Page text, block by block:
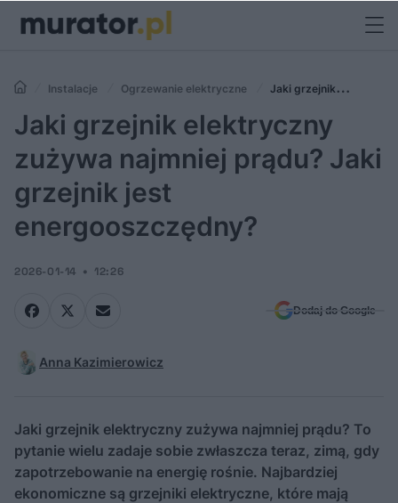
Instalacje Ogrzewanie elektryczne
Jaki grzejnik
elektryczny zużywa najmniej prądu? Jaki grzejnik jest
energooszczędny?
Jaki grzejnik elektryczny
zużywa najmniej prądu? Jaki
grzejnik jest
energooszczędny?
2026-01-14 12:26
Dodaj do Google
Anna Kazimierowicz
Jaki grzejnik elektryczny zużywa najmniej prądu? To
pytanie wielu zadaje sobie zwłaszcza teraz, zimą, gdy
zapotrzebowanie na energię rośnie. Najbardziej
ekonomiczne są grzejniki elektryczne, które mają